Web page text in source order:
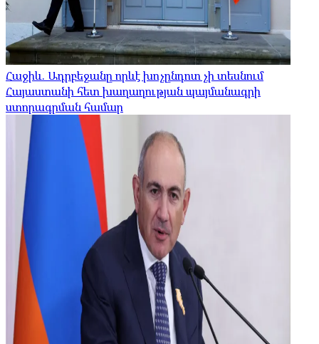
Հաջիև. Ադրբեջանը որևէ խոչընդոտ չի տեսնում
Հայաստանի հետ խաղաղության պայմանագրի
ստորագրման համար